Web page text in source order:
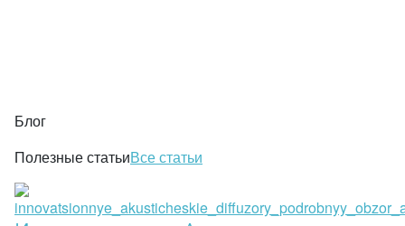
Блог
Полезные статьиВсе статьи